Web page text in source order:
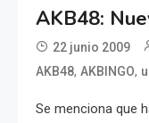
AKB48:
22 junio 2009
AKB48,AKBINGO,
Se menciona que